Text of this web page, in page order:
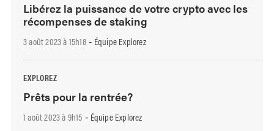
Libérez la puissance de votre crypto avec les
récompenses de staking
3 août 2023 à 15h18- Équipe Explorez
EXPLOREZ
Prêts pour la rentrée?
1 août 2023 à 9h15 - Équipe Explorez